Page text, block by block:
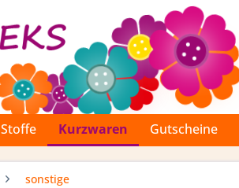
Stoffe Kurzwaren Gutscheine
sonstige